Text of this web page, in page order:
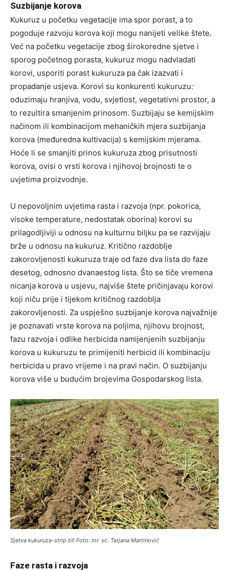
Suzbijanje korova
Kukuruz u početku vegetacije ima spor porast, a to
pogoduje razvoju korova koji mogu nanijeti velike štete.
Već na početku vegetacije zbog širokoredne sjetve i
sporog početnog porasta, kukuruz mogu nadvladati
korovi, usporiti porast kukuruza pa čak izazvati i
propadanje usjeva. Korovi su konkurenti kukuruzu:
oduzimaju hranjiva, vodu, svjetlost, vegetativni prostor, a
to rezultira smanjenim prinosom. Suzbijaju se kemijskim
načinom ili kombinacijom mehaničkih mjera suzbijanja
korova (međuredna kultivacija) s kemijskim mjerama.
Hoće li se smanjiti prinos kukuruza zbog prisutnosti
korova, ovisi o vrsti korova i njihovoj brojnosti te o
uvjetima proizvodnje.
U nepovoljnim uvjetima rasta i razvoja (npr. pokorica,
visoke temperature, nedostatak oborina) korovi su
prilagodljiviji u odnosu na kulturnu biljku pa se razvijaju
brže u odnosu na kukuruz. Kritično razdoblje
zakorovljenosti kukuruza traje od faze dva lista do faze
desetog, odnosno dvanaestog lista. Što se tiče vremena
nicanja korova u usjevu, najviše štete pričinjavaju korovi
koji niču prije i tijekom kritičnog razdoblja
zakorovljenosti. Za uspješno suzbijanje korova najvažnije
je poznavati vrste korova na poljima, njihovu brojnost,
fazu razvoja i odlike herbicida namijenjenih suzbijanju
korova u kukuruzu te primijeniti herbicid ili kombinaciju
herbicida u pravo vrijeme i na pravi način. O suzbijanju
korova više u budućim brojevima Gospodarskog lista.
Sjetva kukuruza-strip till Foto: mr. sc. Tatjana Martinović
Faze rasta i razvoja